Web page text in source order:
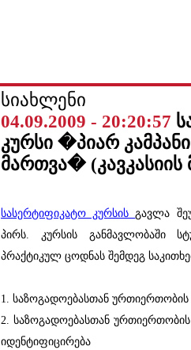
სიახლენი
04.09.2009 - 20:20:57
კურსი �პიარ
მართვა�
სასერტიფიკატო კურსისგავლა
პირს . კურსის განმავლობაში
პრაქტიკულ ცოდნას შემდეგ
1. საზოგადოებასთან ურთიერთობის
2. საზოგადოებასთან ურთიერთობის
იდენტიფიცირება